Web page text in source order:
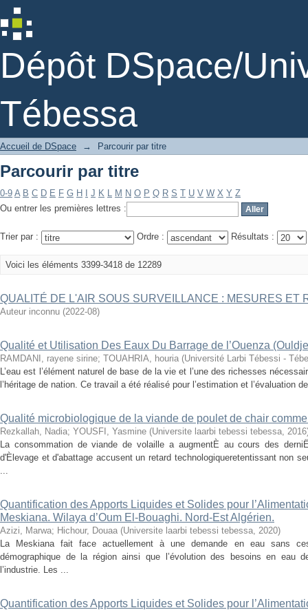
Dépôt DSpace/
Tébessa
Parcourir par titre
Accueil de DSpace → Parcourir par titre
Parcourir par titre
0-9 A B C D E F G H J K L M N O P Q R S T U V W X Y Z
Ou entrer les premières lettres :
Trier par : Ordre : Résultats :
Voici les éléments 3399-3418 de 12289
QUALITÉ DE L'AIR SOUS SURVEILLANCE : MESURES ET
Auteur inconnu (2022-08)
Qualité et Utilisation Des Eaux Du Barrage de l’Ouenza
RAMDANI, rayene sirine; TOUAHRIA, houria (Université Larbi Tébessi -
L’eau est l’élément naturel de base de la vie et l’une des richesses
l’héritage de nation. Ce travail a été réalisé pour l’estimation et l’évaluation
Qualité microbiologique de la viande de poulet de chair
Rezkallah, Nadia; YOUSFI, Yasmine (Universite laarbi tebessi tebessa, 2016
La consommation de viande de volaille a augmentÈ au cours des
d'Èlevage et d'abattage accusent un retard technologiqueretentissant non
...
Quantification des Apports Liquides et Solides pour
Meskiana. Wilaya d’Oum El-Bouaghi. Nord-Est Algérien.
Azizi, Marwa; Hichour, Douaa (Universite laarbi tebessi tebessa, 2020)
La Meskiana fait face actuellement à une demande en eau sans
démographique de la région ainsi que l’évolution des besoins en eau
l’industrie. Les ...
Quantification des Apports Liquides et Solides pour